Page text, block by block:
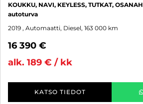
KOUKKU, NAVI, KEYLESS, TUTKAT,
autoturva
2019 , Automaatti, Diesel, 163 000 km
16 390 €
alk. 189 € / kk
KATSO TIEDOT